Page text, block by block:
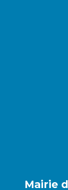
Mairie